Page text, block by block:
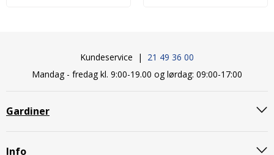
Kundeservice | 21 49 36 00
Mandag - fredag kl. 9:00-19.00 og lørdag: 09:00-17:00
Gardiner
Info